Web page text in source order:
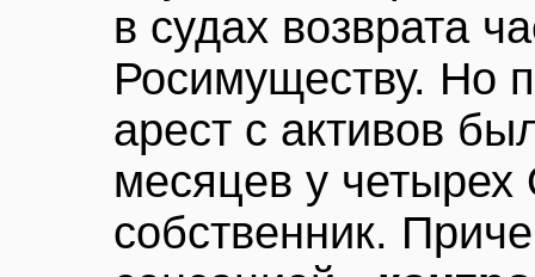
в судах возврата
Росимуществу. Но
арест с активов
месяцев у
собственник.